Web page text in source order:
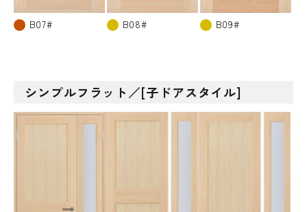
B07# B08# B09#
シンプルフラット／[子ドアスタイル]